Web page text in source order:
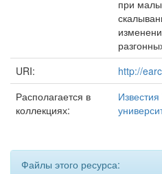
при
URI:
http://
Располагается в
коллекциях:
Файлы этого ресурса: